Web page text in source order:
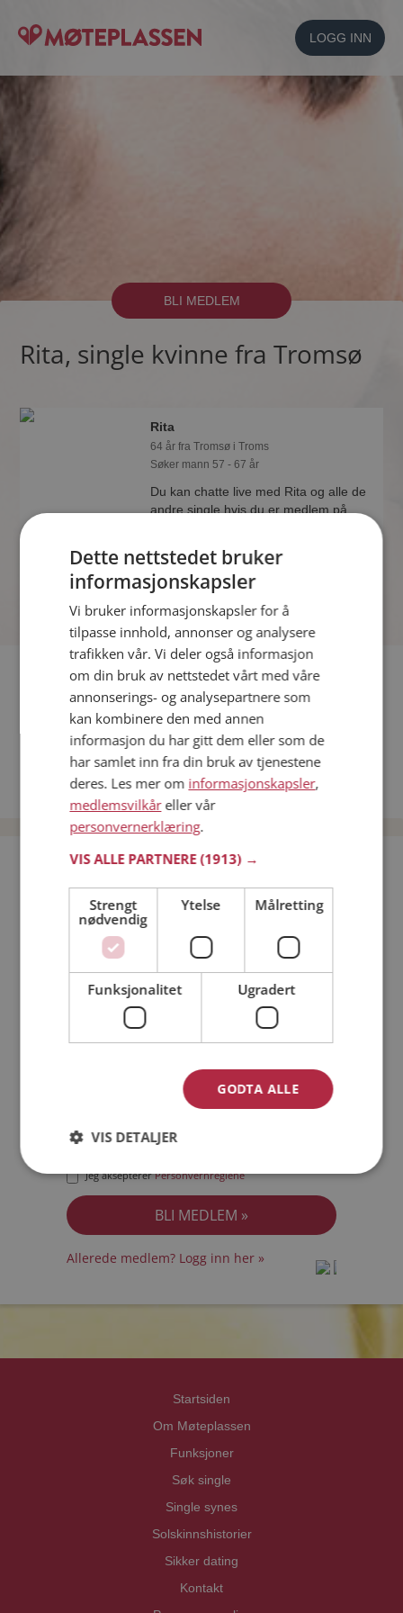
LOGG INN
BLI MEDLEM
Rita, single kvinne fra Tromsø
Rita
64 år fra Tromsø i Troms
Søker mann 57 - 67 år
Du kan chatte live med Rita og alle de
andre single hvis du er medlem på
Fler single
Flere singlekvinner fra Tromsø:Torhild,Synne
Menn fra Tromsø
Date kvinner i Norge
Date menn i Norge
Bli medlem gratis!
Jeg er en:
Jeg akseptererPersonvernreglene
Allerede medlem? Logg inn her »
Startsiden
Om Møteplassen
Funksjoner
Søk single
Single synes
Solskinnshistorier
Sikker dating
Kontakt
Dette nettstedet bruker
informasjonskapsler
Vi bruker informasjonskapsler for å
tilpasse innhold, annonser og analysere
trafikken vår. Vi deler også informasjon
om din bruk av nettstedet vårt med våre
annonserings- og analysepartnere som
kan kombinere den med annen
informasjon du har gitt dem eller som de
har samlet inn fra din bruk av tjenestene
deres. Les mer om informasjonskapsler,
medlemsvilkåreller vår
personvernerklæring.
VIS ALLE PARTNERE(1913) →
Strengt
nødvendig
Ytelse Målretting
Funksjonalitet Ugradert
GODTA ALLE
VIS DETALJER